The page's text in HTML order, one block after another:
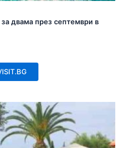
двама през септември в